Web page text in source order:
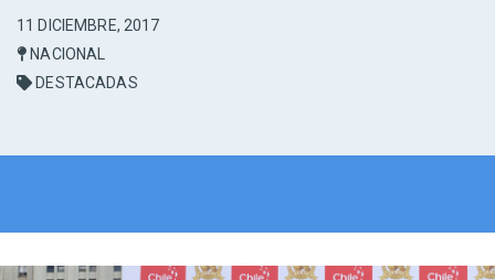
11 DICIEMBRE, 2017
NACIONAL
DESTACADAS